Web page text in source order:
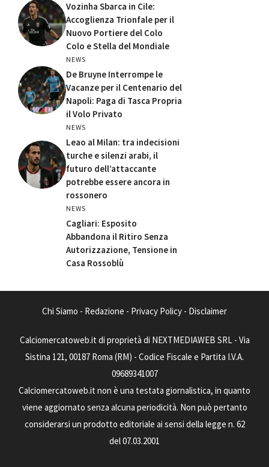
Vozinha Sbarca in Cile:
Accoglienza Trionfale per il
Nuovo Portiere del Colo
Colo e Stella del Mondiale
NEWS
De Bruyne Interrompe le
Vacanze per il Centenario del
Napoli: Paga di Tasca Propria
il Volo Privato
NEWS
Leao al Milan: tra indecisioni
turche e silenzi arabi, il
futuro dell’attaccante
potrebbe essere ancora in
rossonero
NEWS
Cagliari: Esposito
Abbandona il Ritiro Senza
Autorizzazione, Tensione in
Casa Rossoblù
Chi Siamo - Redazione - Privacy Policy - Disclaimer
Calciomercatoweb.it di proprietà di NEXTMEDIAWEB SRL - Via
Sistina 121, 00187 Roma (RM) - Codice Fiscale e Partita I.V.A.
09689341007
Calciomercatoweb.it non è una testata giornalistica, in quanto
viene aggiornato senza alcuna periodicità. Non può pertanto
considerarsi un prodotto editoriale ai sensi della legge n. 62
del 07.03.2001